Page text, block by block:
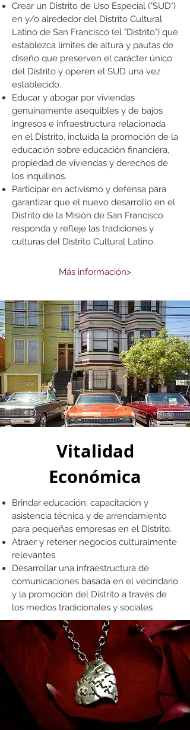
Crear un Distrito de Uso Especial ("SUD")
en y/o alrededor del Distrito Cultural
Latino de San Francisco (el "Distrito") que
establezca límites de altura y pautas de
diseño que preserven el carácter único
del Distrito y operen el SUD una vez
establecido.
Educar y abogar por viviendas
genuinamente asequibles y de bajos
ingresos e infraestructura relacionada
en el Distrito, incluida la promoción de la
educación sobre educación financiera,
propiedad de viviendas y derechos de
los inquilinos.
Participar en activismo y defensa para
garantizar que el nuevo desarrollo en el
Distrito de la Misión de San Francisco
responda y refleje las tradiciones y
culturas del Distrito Cultural Latino.
Más información>
Vitalidad
Económica
Brindar educación, capacitación y
asistencia técnica y de arrendamiento
para pequeñas empresas en el Distrito.
Atraer y retener negocios culturalmente
relevantes
Desarrollar una infraestructura de
comunicaciones basada en el vecindario
y la promoción del Distrito a través de
los medios tradicionales y sociales